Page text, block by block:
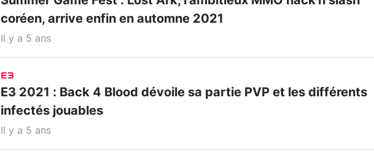
coréen, arrive enfin en automne 2021
Il y a 5 ans
E3
E3 2021 : Back 4 Blood dévoile sa partie PVP et les différents
infectés jouables
Il y a 5 ans